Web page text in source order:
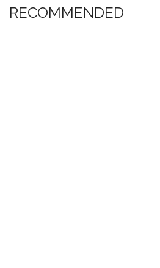
RECOMMENDED